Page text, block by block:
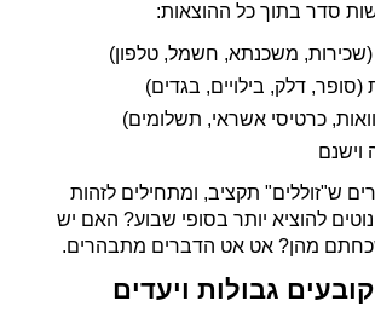
סדר בתוך כל ההוצאות:
(שכירות, משכנתא, חשמל, טלפון)
דלק, בילויים, בגדים)
כרטיסי אשראי, תשלומים)
וישנם
ש"זוללים" תקציב, ומתחילים לזהות
להוציא יותר בסופי שבוע? האם יש
מהן? אט אט הדברים מתבהרים.
גבולות ויעדים